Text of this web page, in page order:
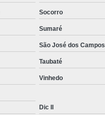
Socorro
Sumaré
São José dos Campos
Taubaté
Vinhedo
Dic II